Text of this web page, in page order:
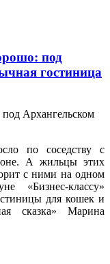
под
гостиница
по соседству с
А жильцы этих
с ними на одном
«Бизнес-классу»
для кошек и
сказка» Марина